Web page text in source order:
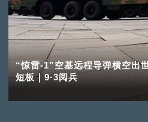
“惊雷-1”空基远程导弹横空出
短板｜9·3阅兵